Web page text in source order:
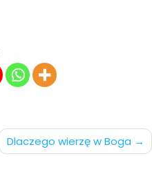
Dlaczego wierzę w Boga